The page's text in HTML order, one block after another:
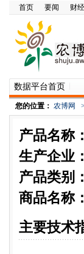
首页 要闻 财经
数据平台首页
您的位置： 农博网 >
产品名称：
生产企业：
产品类别：
商品名称：
主要技术